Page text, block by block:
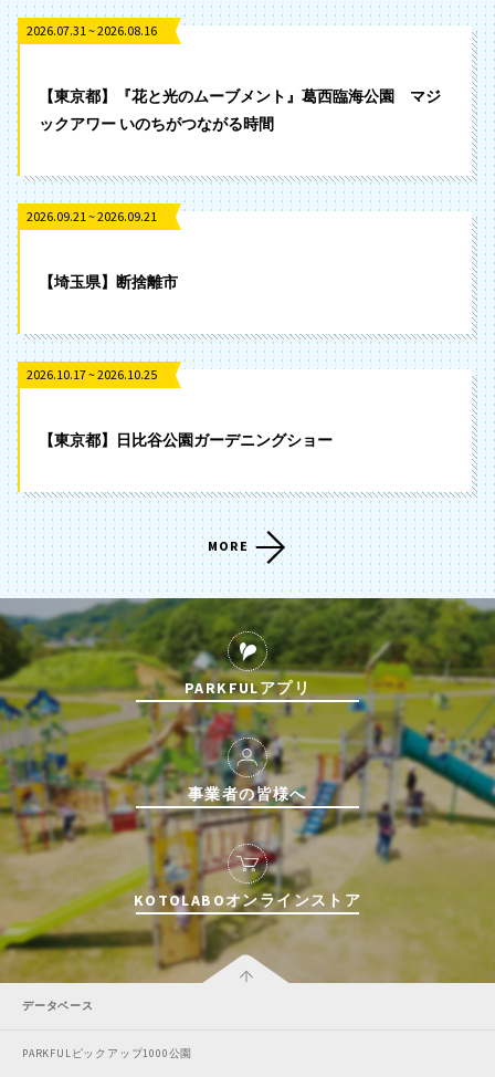
2026.07.31 ~ 2026.08.16
【東京都】『花と光のムーブメント』葛西臨海公園 マジ
ックアワー いのちがつながる時間
2026.09.21 ~ 2026.09.21
【埼玉県】断捨離市
2026.10.17 ~ 2026.10.25
【東京都】日比谷公園ガーデニングショー
MORE
PARKFULアプリ
事業者の皆様へ
KOTOLABOオンラインストア
データベース
PARKFULピックアップ1000公園